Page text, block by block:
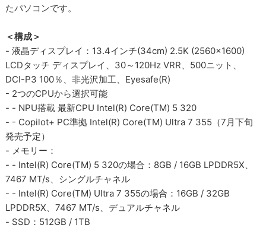
たパソコンです。
＜構成＞
- 液晶ディスプレイ：13.4インチ(34cm) 2.5K (2560x1600)
LCDタッチ ディスプレイ、30～120Hz VRR、500ニット、
DCI-P3 100％、非光沢加工、Eyesafe(R)
- 2つのCPUから選択可能
- - NPU搭載 最新CPU Intel(R) Core(TM) 5 320
- - Copilot+ PC準拠 Intel(R) Core(TM) Ultra 7 355（7月下旬
発売予定）
- メモリー：
- - Intel(R) Core(TM) 5 320の場合：8GB / 16GB LPDDR5X、
7467 MT/s、シングルチャネル
- - Intel(R) Core(TM) Ultra 7 355の場合：16GB / 32GB
LPDDR5X、7467 MT/s、デュアルチャネル
- SSD：512GB / 1TB